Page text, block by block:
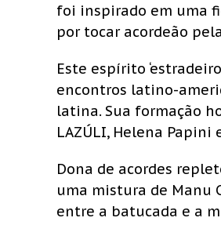
foi inspirado em uma
por tocar acordeão
Este espírito
encontros latino-
latina. Sua formação
LAZÚLI, Helena Papini
Dona de acordes
uma mistura de Manu
entre a batucada e a